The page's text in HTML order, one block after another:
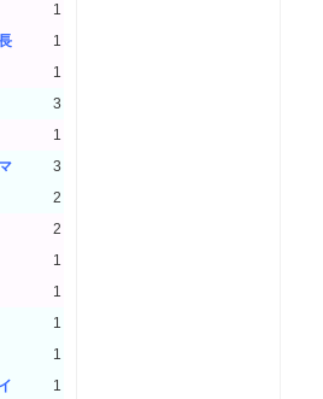
1
1
1
3
1
3
2
2
1
1
1
1
1